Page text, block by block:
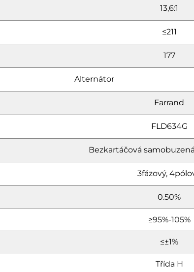
13,6:1
≤211
177
Alternátor
Farrand
FLD634G
Bezkartáčová
3fázový,
0.50%
≥95%-105%
≤±1%
Třída H